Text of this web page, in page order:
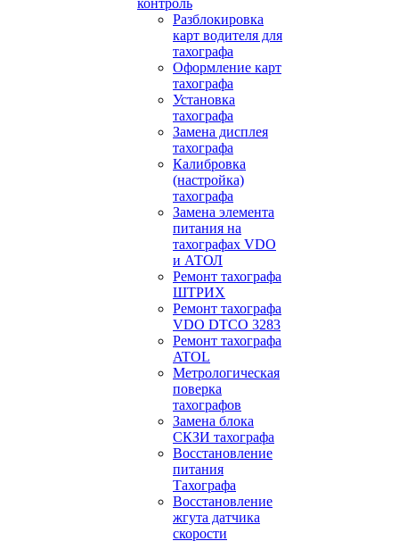
контроль
Разблокировка
карт водителя для
тахографа
Оформление карт
тахографа
Установка
тахографа
Замена дисплея
тахографа
Калибровка
(настройка)
тахографа
Замена элемента
питания на
тахографах VDO
и АТОЛ
Ремонт тахографа
ШТРИХ
Ремонт тахографа
VDO DTCO 3283
Ремонт тахографа
ATOL
Метрологическая
поверка
тахографов
Замена блока
СКЗИ тахографа
Восстановление
питания
Тахографа
Восстановление
жгута датчика
скорости